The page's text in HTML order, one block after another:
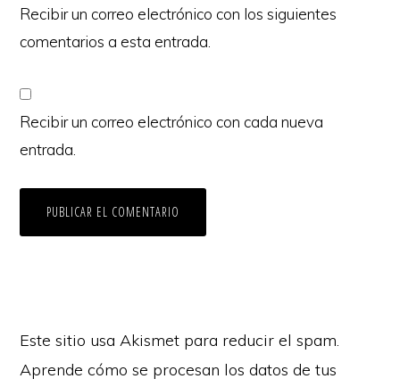
Recibir un correo electrónico con los siguientes
comentarios a esta entrada.
Recibir un correo electrónico con cada nueva
entrada.
Este sitio usa Akismet para reducir el spam.
Aprende cómo se procesan los datos de tus